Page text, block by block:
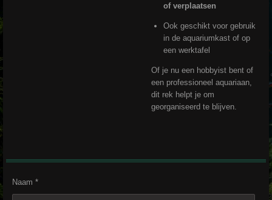
of verplaatsen
Ook geschikt voor gebruik
in de aquariumkast of op
een werktafel
Of je nu een hobbyist bent of
een professioneel aquariaan,
dit rek helpt je om
georganiseerd te blijven.
Naam *